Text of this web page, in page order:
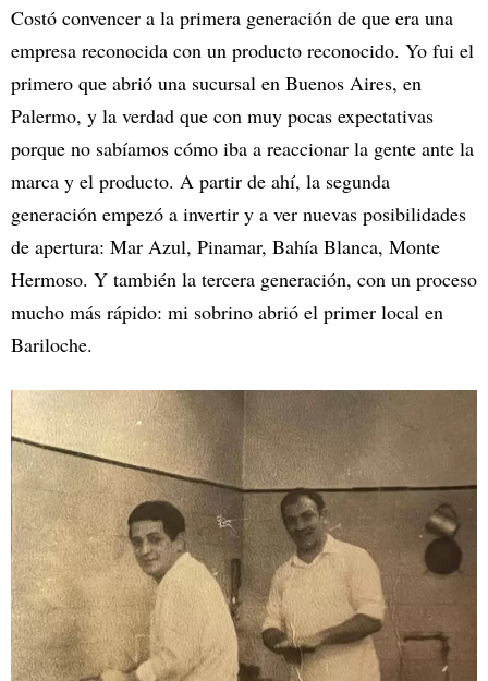
Costó convencer a la primera generación de que era una
empresa reconocida con un producto reconocido. Yo fui el
primero que abrió una sucursal en Buenos Aires, en
Palermo, y la verdad que con muy pocas expectativas
porque no sabíamos cómo iba a reaccionar la gente ante la
marca y el producto. A partir de ahí, la segunda
generación empezó a invertir y a ver nuevas posibilidades
de apertura: Mar Azul, Pinamar, Bahía Blanca, Monte
Hermoso. Y también la tercera generación, con un proceso
mucho más rápido: mi sobrino abrió el primer local en
Bariloche.